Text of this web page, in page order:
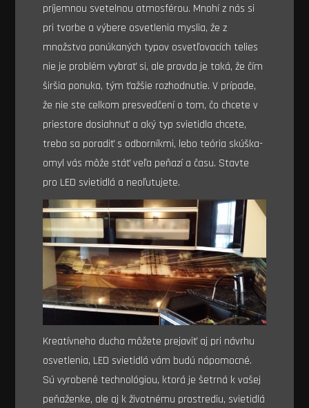
príjemnou svetelnou atmosférou. Mnohí z nás si
pri tvorbe a výbere osvetlenia myslia, že z
množstva ponúkaných typov osvetľovacích telies
nie je problém vybrať si, ale pravda je taká, že čím
širšia ponuka, tým ťažšie rozhodnutie. V prípade,
že nie ste celkom presvedčení o tom, čo chcete v
priestore dosiahnuť a aký typ svietidla chcete,
treba sa poradiť s odborníkmi, lebo teória skúška-
omyl vás môže stáť veľa peňazí a času. Stavte
pro LED svietidlá a neoľutujete.
Kreatívneho ducha môžete prejaviť aj pri návrhu
osvetlenia, LED svietidlá vám budú nápomocné.
Sú vyrobené technológiou, ktorá je šetrná k vašej
peňaženke, ale aj k životnému prostrediu, svietidlá